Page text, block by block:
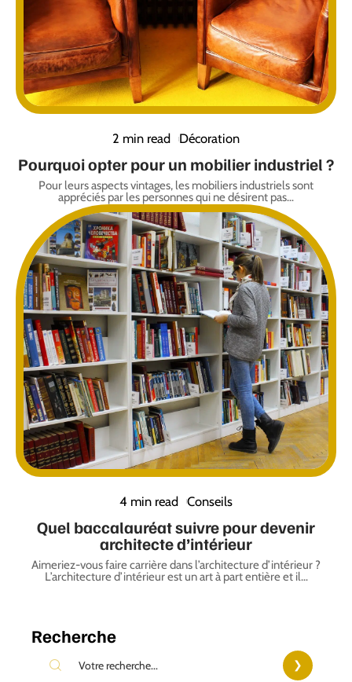
2 min read Décoration
Pourquoi opter pour un mobilier industriel ?
Pour leurs aspects vintages, les mobiliers industriels sont
appréciés par les personnes qui ne désirent pas…
4 min read Conseils
Quel baccalauréat suivre pour devenir
architecte d’intérieur
Aimeriez-vous faire carrière dans l’architecture d’intérieur ?
L’architecture d’intérieur est un art à part entière et il…
Recherche